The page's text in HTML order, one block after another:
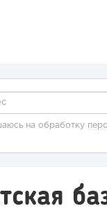
на обработку